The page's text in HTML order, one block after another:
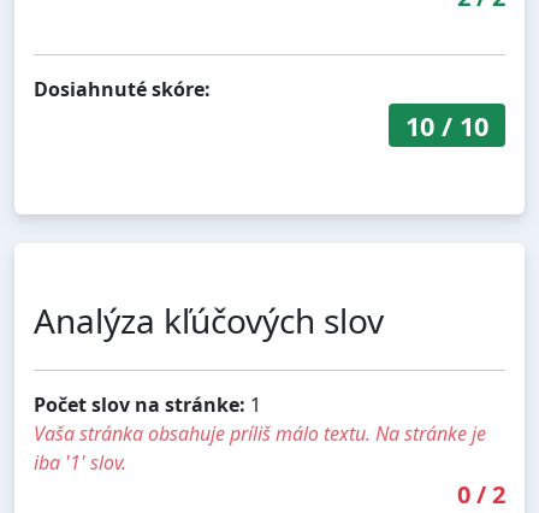
Dosiahnuté skóre:
10/ 10
Analýza kľúčových slov
Počet slov na stránke: 1
Vaša stránka obsahuje príliš málo textu. Na stránke je
iba '1' slov.
0/2